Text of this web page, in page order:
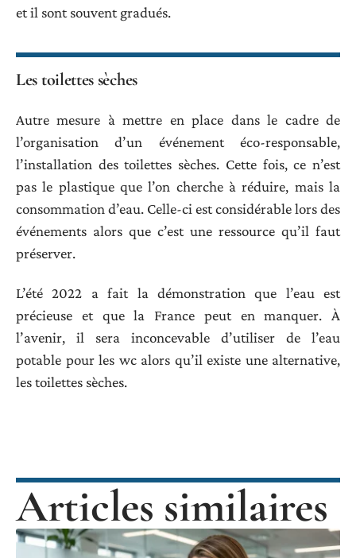
et il sont souvent gradués.
Les toilettes sèches
Autre mesure à mettre en place dans le cadre de
l’organisation d’un événement éco-responsable,
l’installation des toilettes sèches. Cette fois, ce n’est
pas le plastique que l’on cherche à réduire, mais la
consommation d’eau. Celle-ci est considérable lors des
événements alors que c’est une ressource qu’il faut
préserver.
L’été 2022 a fait la démonstration que l’eau est
précieuse et que la France peut en manquer. À
l’avenir, il sera inconcevable d’utiliser de l’eau
potable pour les wc alors qu’il existe une alternative,
les toilettes sèches.
Articles similaires